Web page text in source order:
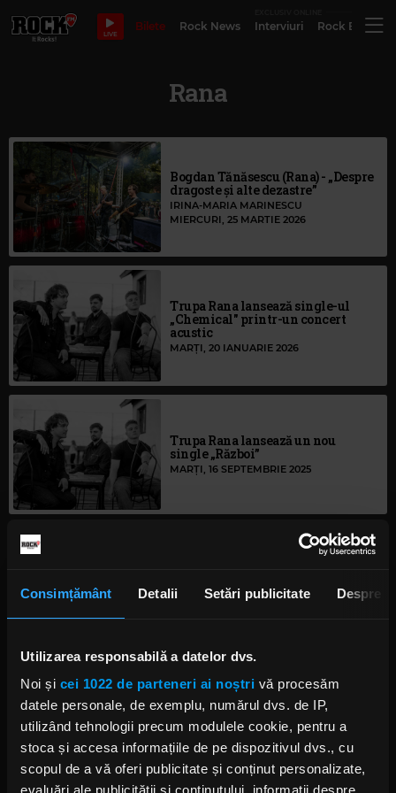
Consimțământ Detalii Setări publicitate Despre
Utilizarea responsabilă a datelor dvs.
Noi și cei 1022 de parteneri ai noștri vă procesăm
datele personale, de exemplu, numărul dvs. de IP,
utilizând tehnologii precum modulele cookie, pentru a
stoca și accesa informațiile de pe dispozitivul dvs., cu
scopul de a vă oferi publicitate și conținut personalizate,
evaluări ale publicității și conținutului, informații despre
LIVE
Bilete Rock News Interviuri Rock
Rana
Bogdan Tănăsescu (Rana) - „Despre
dragoste și alte dezastre”
IRINA-MARIA MARINESCU
MIERCURI, 25 MARTIE 2026
Trupa Rana lansează single-ul
„Chemical" printr-un concert
acustic
MARȚI, 20 IANUARIE 2026
Trupa Rana lansează un nou
single „Război”
MARȚI, 16 SEPTEMBRIE 2025
Rana lansează noul single
IRINA-MARIA MARINESCU
Rock The Underground: The
Groovy Bastards și Rana lansează
single-uri
IRINA-MARIA MARINESCU
MARȚI, 6 MAI 2025